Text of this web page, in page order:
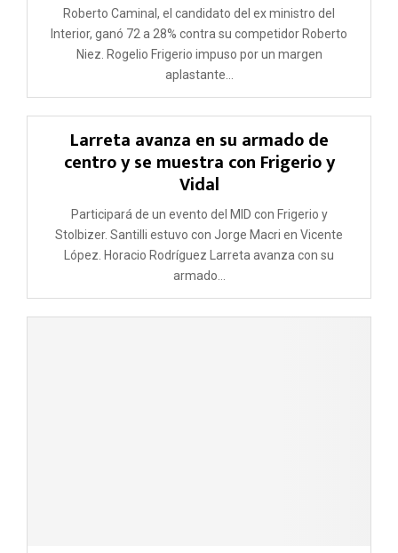
Roberto Caminal, el candidato del ex ministro del
Interior, ganó 72 a 28% contra su competidor Roberto
Niez. Rogelio Frigerio impuso por un margen
aplastante...
Larreta avanza en su armado de
centro y se muestra con Frigerio y
Vidal
Participará de un evento del MID con Frigerio y
Stolbizer. Santilli estuvo con Jorge Macri en Vicente
López. Horacio Rodríguez Larreta avanza con su
armado...